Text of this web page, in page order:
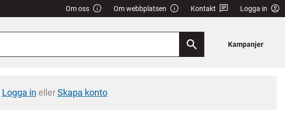
Om oss Om webbplatsen Kontakt Logga in
Kampanjer
Logga in ellerSkapa konto